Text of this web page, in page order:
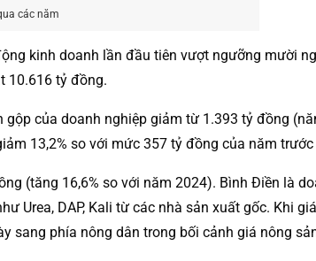
các năm
kinh doanh lần đầu tiên vượt ngưỡng mười
10.616 tỷ đồng.
của doanh nghiệp giảm từ 1.393 tỷ đồng
13,2% so với mức 357 tỷ đồng của năm trước
(tăng 16,6% so với năm 2024). Bình Điền là
Urea, DAP, Kali từ các nhà sản xuất gốc. Khi
sang phía nông dân trong bối cảnh giá nông